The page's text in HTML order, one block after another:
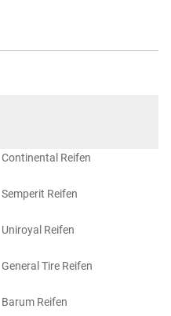
Continental Reifen
Semperit Reifen
Uniroyal Reifen
General Tire Reifen
Barum Reifen